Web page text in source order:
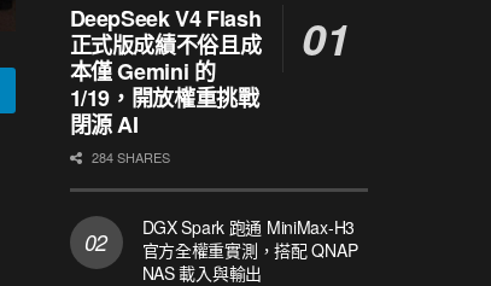
DeepSeek V4 Flash
正式版成績不俗且成
本僅 Gemini 的
1/19，開放權重挑戰
閉源 AI
284 SHARES
DGX Spark 跑通 MiniMax-H3
官方全權重實測，搭配 QNAP
NAS 載入與輸出